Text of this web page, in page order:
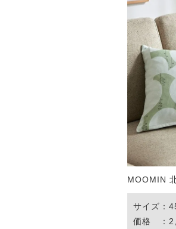
MOOMIN
サイズ：
価格 ：